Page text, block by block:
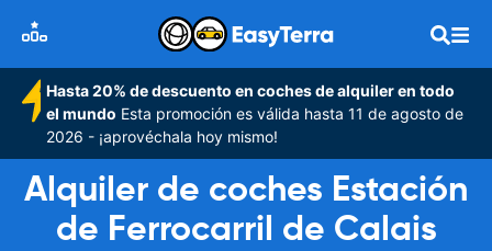
Hasta 20% de descuento en coches de alquiler en todo
el mundo Esta promoción es válida hasta 11 de agosto de
2026 - ¡aprovéchala hoy mismo!
Alquiler de coches Estación
de Ferrocarril de Calais